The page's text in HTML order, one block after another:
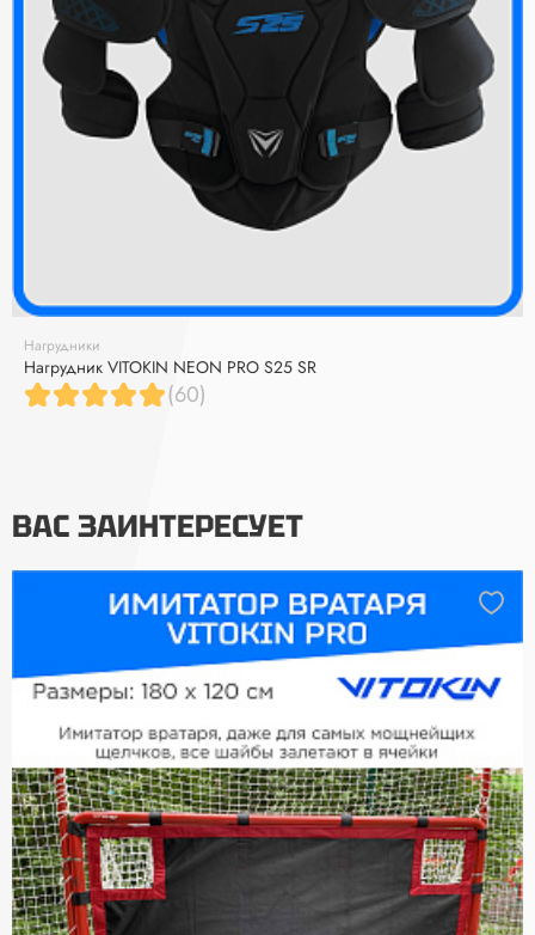
Нагрудники
Нагрудник VITOKIN NEON PRO S25 SR
(60)
ВАС ЗАИНТЕРЕСУЕТ